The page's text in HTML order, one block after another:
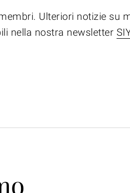
Ulteriori notizie su
nella nostra newsletter